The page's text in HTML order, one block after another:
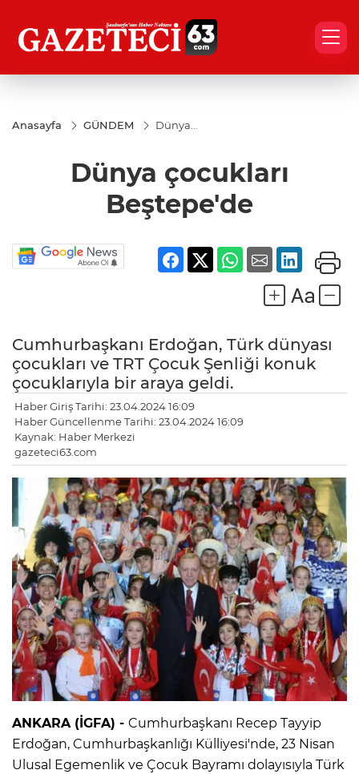
Anasayfa GÜNDEM
Dünya
Dünya çocukları
Beştepe'de
Cumhurbaşkanı Erdoğan, Türk dünyası
çocukları ve TRT Çocuk Şenliği konuk
çocuklarıyla bir araya geldi.
Haber Giriş Tarihi: 23.04.2024 16:09
Haber Güncellenme Tarihi: 23.04.2024 16:09
Kaynak: Haber Merkezi
gazeteci63.com
ANKARA (İGFA) - Cumhurbaşkanı Recep Tayyip
Erdoğan, Cumhurbaşkanlığı Külliyesi'nde, 23 Nisan
Ulusal Egemenlik ve Çocuk Bayramı dolayısıyla Türk